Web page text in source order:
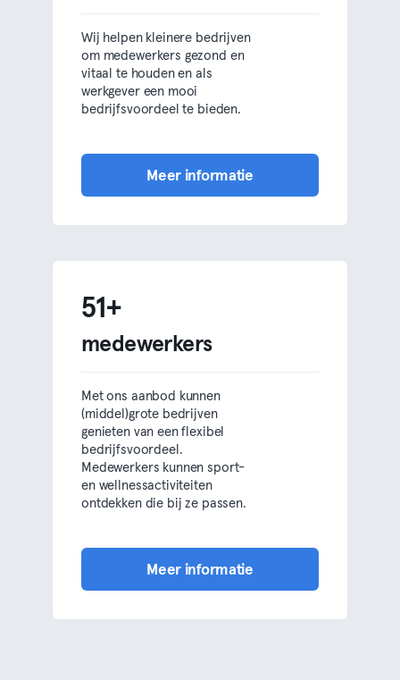
Wij helpen kleinere bedrijven
om medewerkers gezond en
vitaal te houden en als
werkgever een mooi
bedrijfsvoordeel te bieden.
Meer informatie
51+
medewerkers
Met ons aanbod kunnen
(middel)grote bedrijven
genieten van een flexibel
bedrijfsvoordeel.
Medewerkers kunnen sport-
en wellnessactiviteiten
ontdekken die bij ze passen.
Meer informatie